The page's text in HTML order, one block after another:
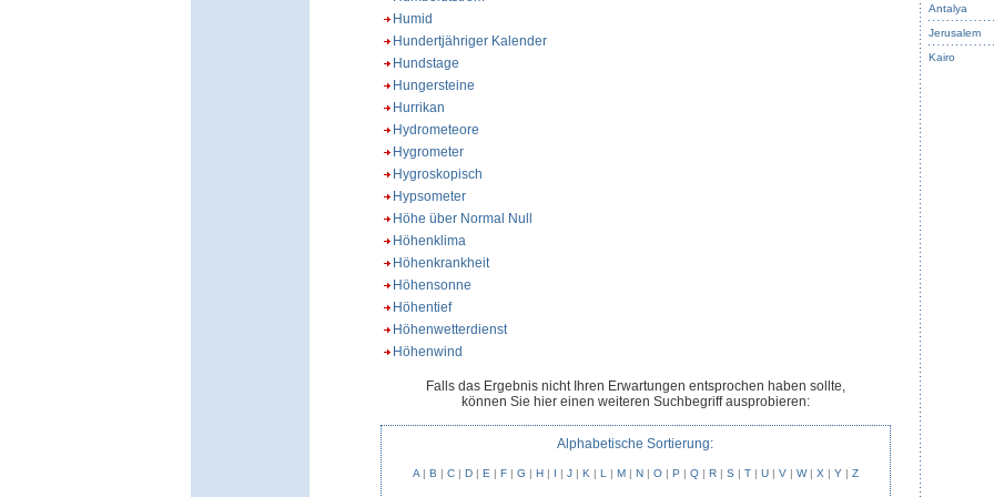
Humid
Hundertjähriger Kalender
Hundstage
Hungersteine
Hurrikan
Hydrometeore
Hygrometer
Hygroskopisch
Hypsometer
Höhe über Normal Null
Höhenklima
Höhenkrankheit
Höhensonne
Höhentief
Höhenwetterdienst
Höhenwind
Falls das Ergebnis nicht Ihren Erwartungen entsprochen haben sollte,
können Sie hier einen weiteren Suchbegriff ausprobieren:
Alphabetische Sortierung:
A| B | C| D| E | F| G | H| I | J| K | L | M| N| O| P | Q| R| S | T| U| V| W| X | Y| Z
Antalya
Jerusalem
Kairo